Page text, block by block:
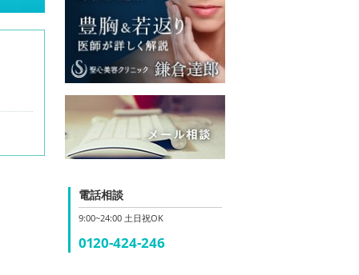
電話相談
9:00~24:00 土日祝OK
0120-424-246